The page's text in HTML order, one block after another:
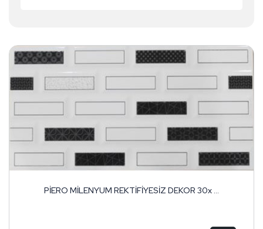
PİERO MİLENYUM REKTİFİYESİZ DEKOR 30x ...